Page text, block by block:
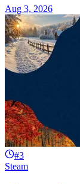
Aug 3, 2026
#3
Steam